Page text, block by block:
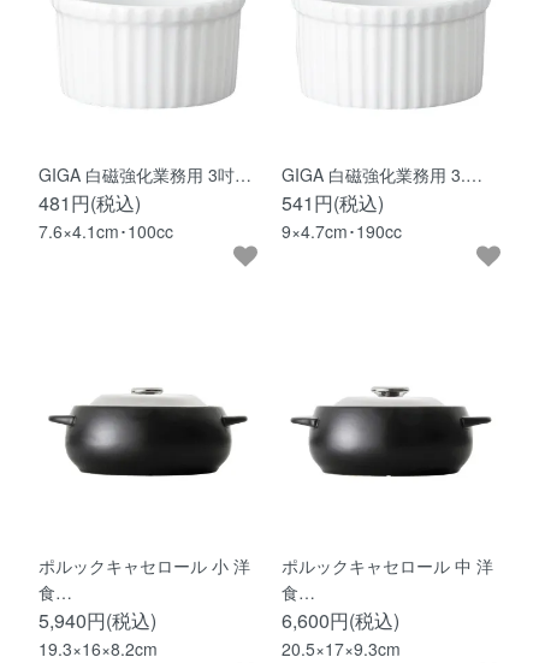
GIGA 白磁強化業務用 3吋…
481円(税込)
7.6×4.1cm･100cc
GIGA 白磁強化業務用 3.…
541円(税込)
9×4.7cm･190cc
ポルックキャセロール 小 洋
食…
5,940円(税込)
19.3×16×8.2cm
ポルックキャセロール 中 洋
食…
6,600円(税込)
20.5×17×9.3cm